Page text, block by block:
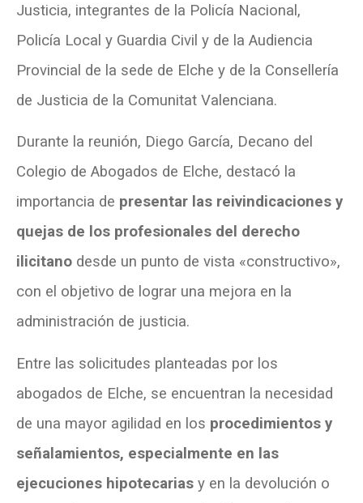
Justicia, integrantes de la Policía Nacional,
Policía Local y Guardia Civil y de la Audiencia
Provincial de la sede de Elche y de la Consellería
de Justicia de la Comunitat Valenciana.
Durante la reunión, Diego García, Decano del
Colegio de Abogados de Elche, destacó la
importancia de presentar las reivindicaciones y
quejas de los profesionales del derecho
ilicitano desde un punto de vista «constructivo»,
con el objetivo de lograr una mejora en la
administración de justicia.
Entre las solicitudes planteadas por los
abogados de Elche, se encuentran la necesidad
de una mayor agilidad en los procedimientos y
señalamientos, especialmente en las
ejecuciones hipotecarias y en la devolución o